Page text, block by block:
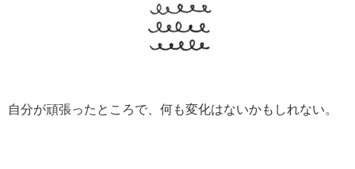
自分が頑張ったところで、何も変化はないかもしれない。